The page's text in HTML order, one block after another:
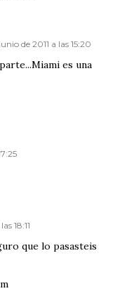
de 2011 a las 15:20
es una
18:11
que lo pasasteis